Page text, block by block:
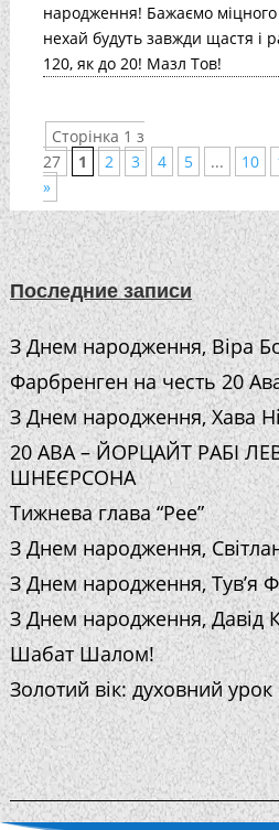
народження! Бажаємо міцного
нехай будуть завжди щастя і
120, як до 20! Мазл Тов!
Сторінка 1 з
27
1 2 3 4 5 ... 10
»
Последние записи
З Днем народження, Віра
Фарбренген на честь 20
З Днем народження, Хава
20 АВА – ЙОРЦАЙТ РАБІ
ШНЕЄРСОНА
Тижнева глава “Рее”
З Днем народження,
З Днем народження, Тув’я
З Днем народження, Давід
Шабат Шалом!
Золотий вік: духовний урок